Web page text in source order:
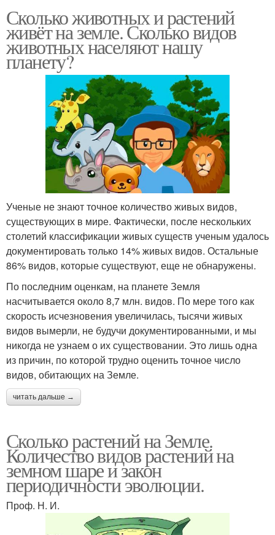
Сколько животных и растений
живёт на земле. Сколько видов
животных населяют нашу
планету?
Ученые не знают точное количество живых видов,
существующих в мире. Фактически, после нескольких
столетий классификации живых существ ученым удалось
документировать только 14% живых видов. Остальные
86% видов, которые существуют, еще не обнаружены.
По последним оценкам, на планете Земля
насчитывается около 8,7 млн. видов. По мере того как
скорость исчезновения увеличилась, тысячи живых
видов вымерли, не будучи документированными, и мы
никогда не узнаем о их существовании. Это лишь одна
из причин, по которой трудно оценить точное число
видов, обитающих на Земле.
читать дальше →
Сколько растений на Земле.
Количество видов растений на
земном шаре и закон
периодичности эволюции.
Проф. Н. И.